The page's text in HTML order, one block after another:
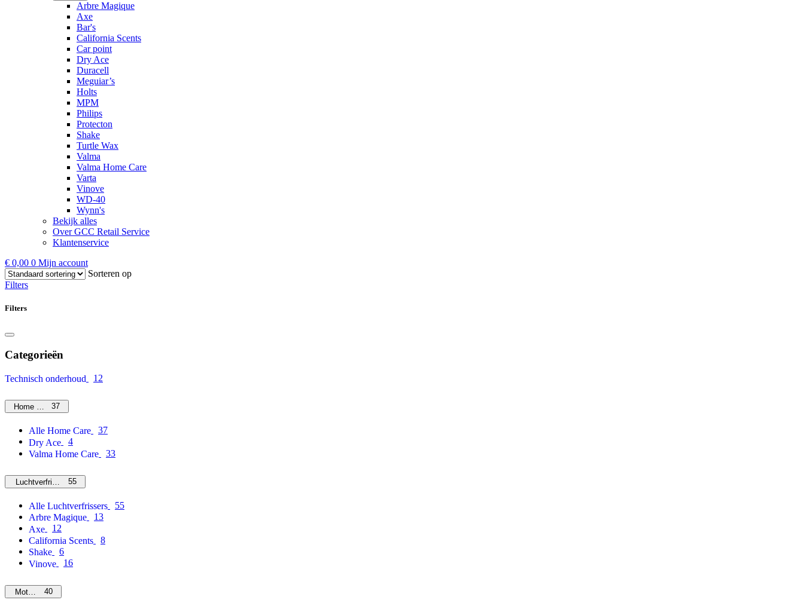
Arbre Magique
Axe
Bar's
California Scents
Car point
Dry Ace
Duracell
Meguiar’s
Holts
MPM
Philips
Protecton
Shake
Turtle Wax
Valma
Valma Home Care
Varta
Vinove
WD-40
Wynn's
Bekijk alles
Over GCC Retail Service
Klantenservice
€ 0,00 0 Mijn account
Sorteren op
Filters
Filters
Categorieën
Technisch onderhoud 12
Home Care37
Alle Home Care
37
Dry Ace
4
Valma Home Care
33
Luchtverfrissers55
Alle Luchtverfrissers
55
Arbre Magique
13
Axe
12
California Scents
8
Shake
6
Vinove
16
Motorolie40